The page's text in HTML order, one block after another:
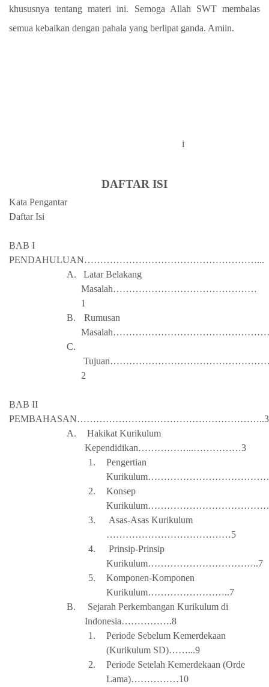
khususnya tentang materi ini. Semoga Allah SWT membalas
semua kebaikan dengan pahala yang berlipat ganda. Amiin.
i
DAFTAR ISI
Kata Pengantar
Daftar Isi
BAB I
PENDAHULUAN………………………………………………...
A.
Latar Belakang
Masalah………………………………………
1
B.
Rumusan
C.
2
BAB II
PEMBAHASAN…………………………………………………..3
A.
Hakikat Kurikulum
Kependidikan……………...……………3
1.
Pengertian
2.
Konsep
Kurikulum
3.
Asas-Asas Kurikulum
…………………………………5
4.
Prinsip-Prinsip
Kurikulum……………………………..7
5.
Komponen-Komponen
Kurikulum……………………..7
B.
Sejarah Perkembangan Kurikulum di
Indonesia…………….8
1.
Periode Sebelum Kemerdekaan
(Kurikulum SD)……...9
2.
Periode Setelah Kemerdekaan (Orde
Lama)……………10